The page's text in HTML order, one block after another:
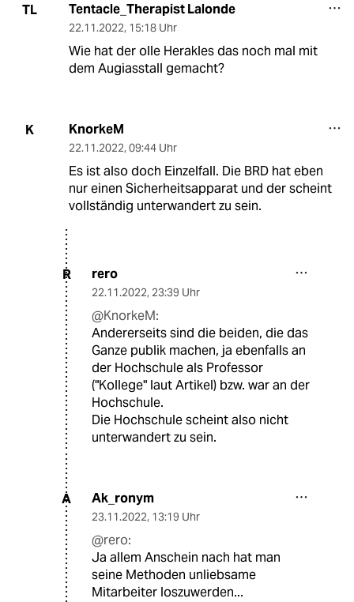
TL Tentacle_Therapist Lalonde
22.11.2022, 15:18 Uhr
Wie hat der olle Herakles das noch mal mit
dem Augiasstall gemacht?
K KnorkeM
22.11.2022, 09:44 Uhr
Es ist also doch Einzelfall. Die BRD hat eben
nur einen Sicherheitsapparat und der scheint
vollständig unterwandert zu sein.
R rero
22.11.2022, 23:39 Uhr
@KnorkeM:
Andererseits sind die beiden, die das
Ganze publik machen, ja ebenfalls an
der Hochschule als Professor
("Kollege" laut Artikel) bzw. war an der
Hochschule.
Die Hochschule scheint also nicht
unterwandert zu sein.
A Ak_ronym
23.11.2022, 13:19 Uhr
@rero:
Ja allem Anschein nach hat man
seine Methoden unliebsame
Mitarbeiter loszuwerden...